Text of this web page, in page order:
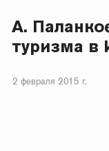
А.
туризма в
2 февраля 2015 г.